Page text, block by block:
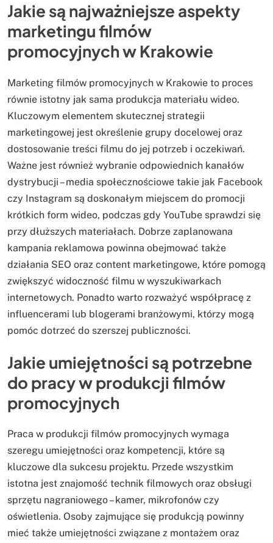
Jakie są najważniejsze aspekty
marketingu filmów
promocyjnych w Krakowie
Marketing filmów promocyjnych w Krakowie to proces
równie istotny jak sama produkcja materiału wideo.
Kluczowym elementem skutecznej strategii
marketingowej jest określenie grupy docelowej oraz
dostosowanie treści filmu do jej potrzeb i oczekiwań.
Ważne jest również wybranie odpowiednich kanałów
dystrybucji – media społecznościowe takie jak Facebook
czy Instagram są doskonałym miejscem do promocji
krótkich form wideo, podczas gdy YouTube sprawdzi się
przy dłuższych materiałach. Dobrze zaplanowana
kampania reklamowa powinna obejmować także
działania SEO oraz content marketingowe, które pomogą
zwiększyć widoczność filmu w wyszukiwarkach
internetowych. Ponadto warto rozważyć współpracę z
influencerami lub blogerami branżowymi, którzy mogą
pomóc dotrzeć do szerszej publiczności.
Jakie umiejętności są potrzebne
do pracy w produkcji filmów
promocyjnych
Praca w produkcji filmów promocyjnych wymaga
szeregu umiejętności oraz kompetencji, które są
kluczowe dla sukcesu projektu. Przede wszystkim
istotna jest znajomość technik filmowych oraz obsługi
sprzętu nagraniowego – kamer, mikrofonów czy
oświetlenia. Osoby zajmujące się produkcją powinny
mieć także umiejętności związane z montażem oraz